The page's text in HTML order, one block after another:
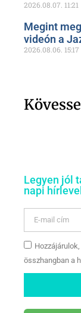
2026.08.07. 11:21
Megint
videón a
2026.08.06. 15:17
Legyen jól
napi
összhangban a